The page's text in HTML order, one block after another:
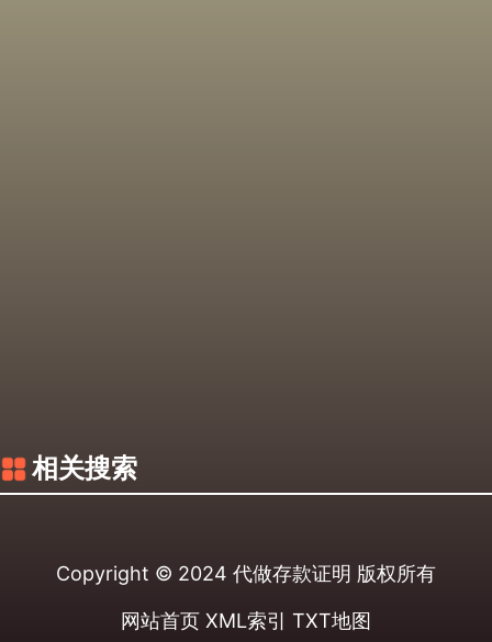
相关搜索
Copyright © 2024 代做存款证明 版权所有
网站首页 XML索引 TXT地图